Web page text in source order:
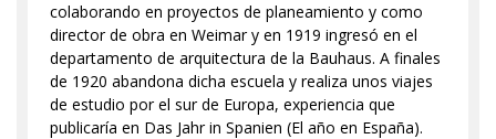
colaborando en proyectos de planeamiento y como
director de obra en Weimar y en 1919 ingresó en el
departamento de arquitectura de la Bauhaus. A finales
de 1920 abandona dicha escuela y realiza unos viajes
de estudio por el sur de Europa, experiencia que
publicaría en Das Jahr in Spanien (El año en España).